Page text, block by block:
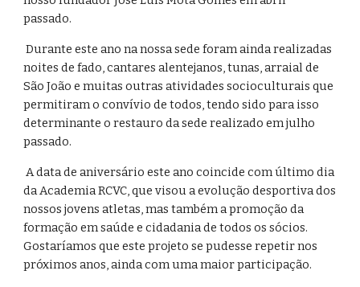
passado.
Durante este ano na nossa sede foram ainda realizadas
noites de fado, cantares alentejanos, tunas, arraial de
São João e muitas outras atividades socioculturais que
permitiram o convívio de todos, tendo sido para isso
determinante o restauro da sede realizado em julho
passado.
A data de aniversário este ano coincide com último dia
da Academia RCVC, que visou a evolução desportiva dos
nossos jovens atletas, mas também a promoção da
formação em saúde e cidadania de todos os sócios.
Gostaríamos que este projeto se pudesse repetir nos
próximos anos, ainda com uma maior participação.